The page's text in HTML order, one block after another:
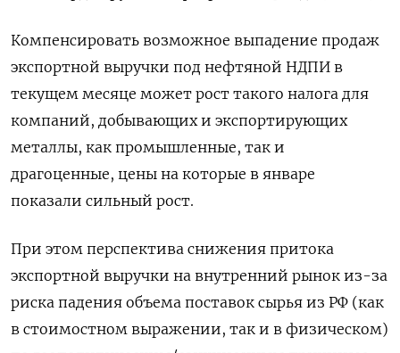
Компенсировать ‌возможное выпадение продаж
экспортной выручки под нефтяной НДПИ в
текущем месяце может рост такого налога для
компаний, добывающих и экспортирующих
металлы, как промышленные, так и
драгоценные, цены на которые в январе
показали сильный рост.
При этом перспектива снижения притока
экспортной выручки на внутренний рынок из-за
риска падения объема поставок сырья из РФ (как
в стоимостном выражении, так и в физическом)